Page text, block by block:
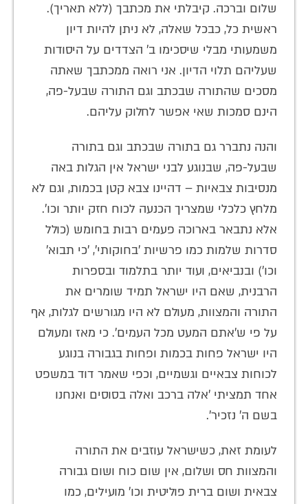
שלום וברכה. קיבלתי את מכתבך (ללא תאריך).
ראשית כל, כבכל שאלה, לא ניתן להיות דיון
משמעותי מבלי שיסכימו ב' הצדדים על היסודות
שעליהם תלוי הדיון. אני רואה ממכתבך שאתה
מסכים שהתורה שבכתב וגם התורה שבעל-פה,
הינם סמכות שאי אפשר לחלוק עליהם.
והנה נתברר גם בתורה שבכתב וגם בתורה
שבעל-פה, שבנוגע לבני ישראל אין הגלות באה
מנסיבות צבאיות – דהיינו צבא קטן בכמות, וגם לא
מלחץ כלכלי שמצריך הכנעה לכוח חזק יותר וכו'.
אלא נתבאר בארוכה פעמים רבות בחומש (כולל
סדרות שלמות כמו פרשיות 'בחוקותי', 'כי תבוא'
וכו') ובנביאים, ועוד יותר בתלמוד ובספרות
הרבנית, שאם היו ישראל תמיד שומרים את
התורה והמצוות, מעולם לא היו מגורשים לגלות, אף
על פי ש'אתם המעט מכל העמים'. כי מאז ומעולם
היו ישראל פחות בכמות ופחות בגבורה בנוגע
לכוחות צבאיים וגשמיים, וכפי שאמר דוד במשפט
אחד תמציתי 'אלה ברכב ואלה בסוסים ואנחנו
בשם ה' נזכיר'.
לעומת זאת, כשישראל עוזבים את התורה
והמצוות חס ושלום, אין שום כוח ושום גבורה
צבאית ושום ברית פוליטית וכו' מועילים, כמו